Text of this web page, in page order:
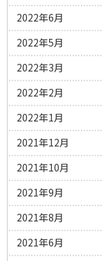
2022年6月
2022年5月
2022年3月
2022年2月
2022年1月
2021年12月
2021年10月
2021年9月
2021年8月
2021年6月